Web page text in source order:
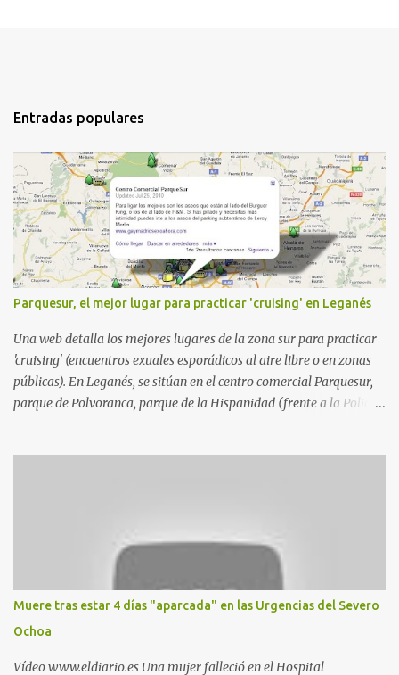
Entradas populares
Parquesur, el mejor lugar para practicar 'cruising' en Leganés
Una web detalla los mejores lugares de la zona sur para practicar
'cruising' (encuentros exuales esporádicos al aire libre o en zonas
públicas). En Leganés, se sitúan en el centro comercial Parquesur,
parque de Polvoranca, parque de la Hispanidad (frente a la Policía
estadio municipal de Butarque) y caminos entre el estadio y Plaza
Nueva. Otro lugar: Escombrera de Polvoranca, entre Leganés y
Móstoles También en el parque de la Hispanidad, situado frente a
la Policía Local de Leganés de la calle Chile, 1, y junto al
cementerio de Butarque". Más información
Muere tras estar 4 días "aparcada" en las Urgencias del Severo
Ochoa
Vídeo www.eldiario.es Una mujer falleció en el Hospital